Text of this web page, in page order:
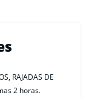
RAJADAS DE
2 horas.